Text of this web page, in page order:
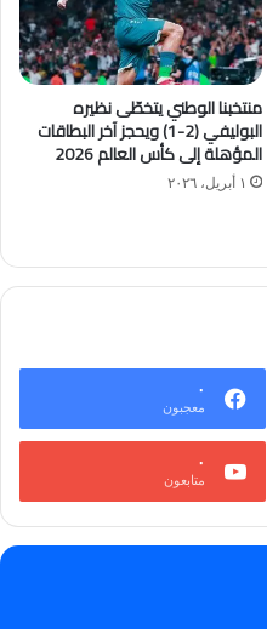
منتخبنا الوطني يتخطّى نظيره
البوليفي (2-1) ويحجز آخر البطاقات
المؤهلة إلى كأس العالم 2026
١ أبريل، ٢٠٢٦
٠
معجبون
٠
متابعون